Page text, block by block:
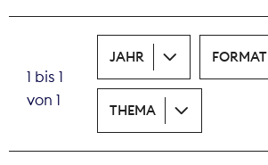
Print
Recht
Tarifpolitik
Theodor-Wolff-Preis
1 bis 1
von 1
JAHR FORMAT
THEMA